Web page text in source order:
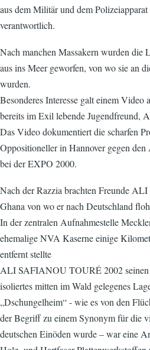
aus dem Militär und dem
verantwortlich.
Nach manchen Massakern wurden die
aus ins Meer geworfen, von wo sie an
wurden.
Besonderes Interesse galt einem Video
bereits im Exil lebende Jugendfreund,
Das Video dokumentiert die scharfen
Oppositioneller in Hannover gegen
bei der EXPO 2000.
Nach der Razzia brachten Freunde
Ghana von wo er nach Deutschland
In der zentralen Aufnahmestelle
ehemalige NVA Kaserne einige
entfernt stellte
ALI SAFIANOU TOURÉ 2002
isoliertes mitten im Wald gelegenes
„Dschungelheim“ - wie es von den
der Begriff zu einem Synonym für die
deutschen Einöden wurde – war eine